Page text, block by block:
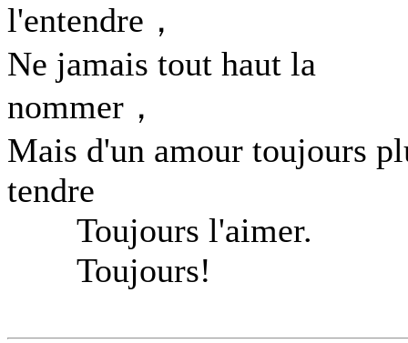
l'entendre，
Ne jamais tout haut la
nommer，
Mais d'un amour toujours
tendre
Toujours l'aimer.
Toujours!